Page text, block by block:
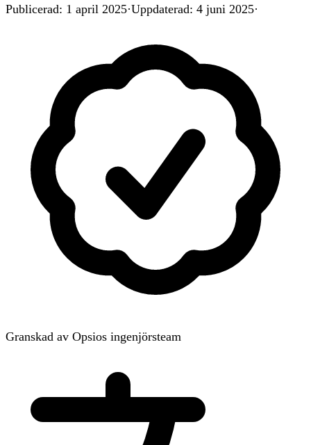
Publicerad: 1 april 2025·Uppdaterad: 4 juni 2025·
Granskad av Opsios ingenjörsteam